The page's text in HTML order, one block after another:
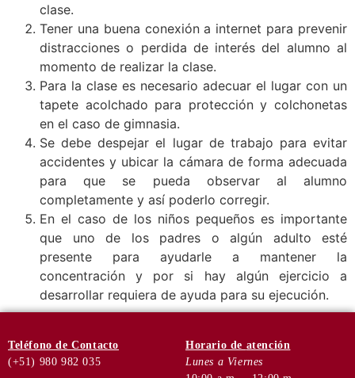
clase.
Tener una buena conexión a internet para prevenir
distracciones o perdida de interés del alumno al
momento de realizar la clase.
Para la clase es necesario adecuar el lugar con un
tapete acolchado para protección y colchonetas
en el caso de gimnasia.
Se debe despejar el lugar de trabajo para evitar
accidentes y ubicar la cámara de forma adecuada
para que se pueda observar al alumno
completamente y así poderlo corregir.
En el caso de los niños pequeños es importante
que uno de los padres o algún adulto esté
presente para ayudarle a mantener la
concentración y por si hay algún ejercicio a
desarrollar requiera de ayuda para su ejecución.
Teléfono de Contacto
(+51) 980 982 035
Horario de atención
Lunes a Viernes